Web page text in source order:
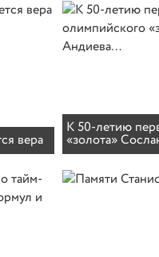
вера
К 50-летию
«золота»